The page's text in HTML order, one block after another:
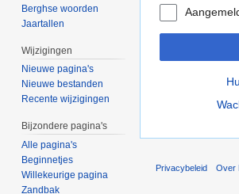
Berghse woorden
Jaartallen
Wijzigingen
Nieuwe pagina's
Nieuwe bestanden
Recente wijzigingen
Bijzondere pagina's
Alle pagina's
Beginnetjes
Willekeurige pagina
Zandbak
Privacybeleid Over